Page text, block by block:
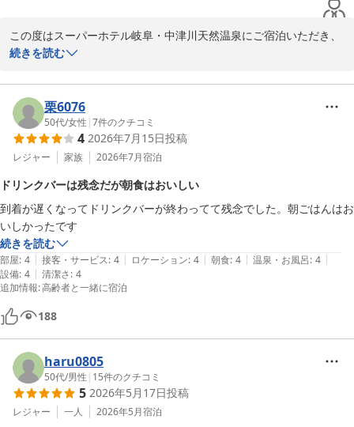
その分リーズナブルにご利用いただけた点にご理解をいただき、誠
にありがとうございます。
これからも、快適さとコストパフォーマンスの両立を目指し、より
また中津川へお越しの際は、ぜひ当館をご利用くださいませ。スタ
ッフ一同、心よりお待ちしております。
スーパーホテル岐阜・中津川天然温泉　支配人
スーパーホテル岐阜・中津川天然温泉（２０２５年１２月１８日オ
ープン）
2026-07-02
電子レンジのターンテーブルがなくて、
大丈夫かと不安になりました。
よろしくお願いいたします。
この度はスーパーホテル岐阜・中津川天然温泉にご宿泊いただき、
誠にありがとうございます。
また、ご家族5名様での大切なご旅行に当ホテルをお選びいただき
ましたこと、心より御礼申し上げます。
チェックインにつきましては、スムーズにご案内できたようで安心
いたしました。お客様に気持ちよくご滞在をスタートしていただけ
朝食については、「オーガニック朝食が美味しかった」とのお言葉
を頂戴し、大変嬉しく存じます。また、スタッフの声かけや料理の
補充、気配りについてもお褒めいただきありがとうございます。朝
食スタッフにとって大きな励みとなりますので、共有させていただ
きます。
一方で、カレーの付け合わせやBGMの音量につきまして、貴重なご
家族での会話がしづらかったとのこと、ご不便をおかけいたしまし
た。いただいたご意見は今後のサービス改善の参考とさせていただ
きます。
また、電子レンジにつきましてご不安なお気持ちにさせてしまい申
続きを読む
栗6076
50代/女性 |7件のクチコミ
4 2026年7月15日投稿
レジャー 家族 2026年7月宿泊
ドリンクバーは残念だが朝食はおいしい
到着が遅くなってドリンクバーが終わってて残念でした。朝ごはんはお
いしかったです
続きを読む
部屋: 4 | 接客・サービス: 4 | ロケーション: 4 | 朝食: 4 | 温泉・お風呂: 4 |
設備: 4 | 清潔さ: 4
追加情報:高齢者と一緒に宿泊
188
haru0805
50代/男性 | 15件のクチコミ
5 2026年5月17日投稿
レジャー 一人 2026年5月宿泊